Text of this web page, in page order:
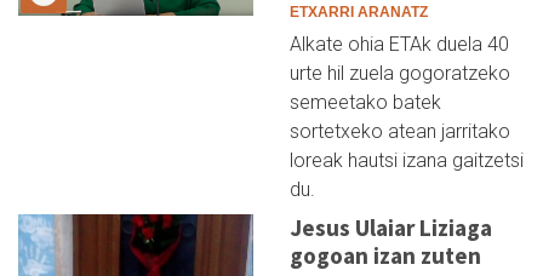
ETXARRI ARANATZ
Alkate ohia ETAk duela 40
urte hil zuela gogoratzeko
semeetako batek
sortetxeko atean jarritako
loreak hautsi izana gaitzetsi
du.
Jesus Ulaiar Liziaga
gogoan izan zuten